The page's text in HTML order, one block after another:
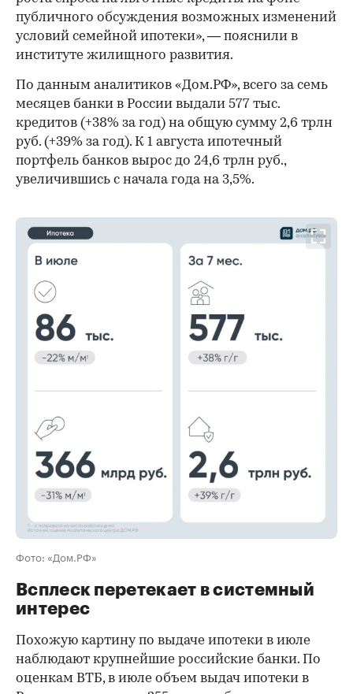
публичного обсуждения возможных изменений
условий семейной ипотеки», — пояснили в
институте жилищного развития.
По данным аналитиков «Дом.РФ», всего за семь
месяцев банки в России выдали 577 тыс.
кредитов (+38% за год) на общую сумму 2,6 трлн
руб. (+39% за год). К 1 августа ипотечный
портфель банков вырос до 24,6 трлн руб.,
увеличившись с начала года на 3,5%.
Фото: «Дом.РФ»
Всплеск перетекает в системный
интерес
Похожую картину по выдаче ипотеки в июле
наблюдают крупнейшие российские банки. По
оценкам ВТБ, в июле объем выдач ипотеки в